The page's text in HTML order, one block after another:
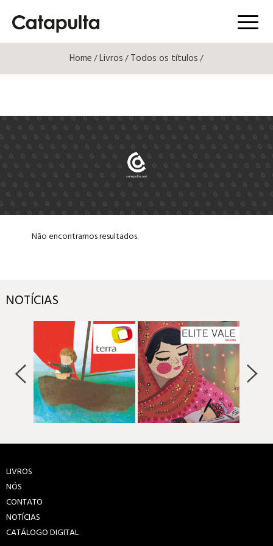
Menú
Home/Livros/Todos os títulos/
Não encontramos resultados.
NOTÍCIAS
LIVROS
NÓS
CONTATO
NOTÍCIAS
CATÁLOGO DIGITAL